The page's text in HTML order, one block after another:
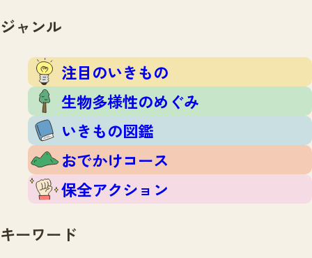
注目のいきもの
生物多様性のめぐみ
いきもの図鑑
おでかけコース
保全アクション
イベント
いきもの調査隊
調査レポート
調査レポートTOP
調査結果
ふくおかいきものマップ
マッチング
マッチングTOP
掲載申し込みフォーム
お問合せ
ジャンル
注目のいきもの
生物多様性のめぐみ
いきもの図鑑
おでかけコース
保全アクション
キーワード